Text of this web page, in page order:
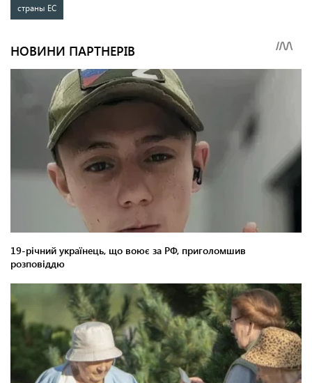
страны ЕС